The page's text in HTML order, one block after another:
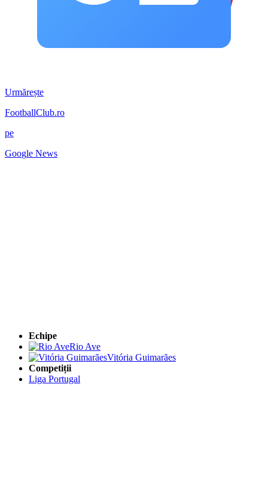
Urmărește
FootballClub.ro
pe
Google News
Echipe
Rio Ave
Vitória Guimarães
Competiții
Liga Portugal